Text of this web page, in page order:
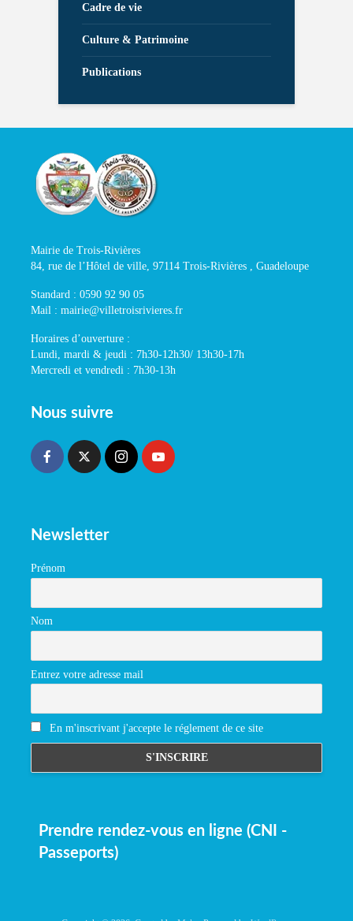
Cadre de vie
Culture & Patrimoine
Publications
Mairie de Trois-Rivières
84, rue de l’Hôtel de ville, 97114 Trois-Rivières , Guadeloupe
Standard : 0590 92 90 05
Mail : mairie@villetroisrivieres.fr
Horaires d’ouverture :
Lundi, mardi & jeudi : 7h30-12h30/ 13h30-17h
Mercredi et vendredi : 7h30-13h
Nous suivre
Newsletter
Prénom
Nom
Entrez votre adresse mail
En m'inscrivant j'accepte le réglement de ce site
Prendre rendez-vous en ligne (CNI -
Passeports)